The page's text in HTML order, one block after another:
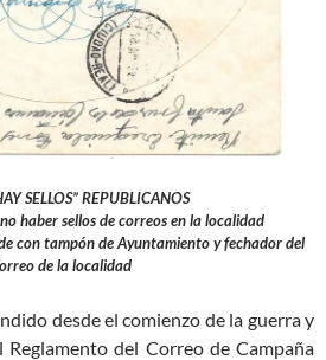
SELLOS” REPUBLICANOS
haber sellos de correos en la localidad
con tampón de Ayuntamiento y fechador del
de la localidad
desde el comienzo de la guerra y
del Correo de Campaña